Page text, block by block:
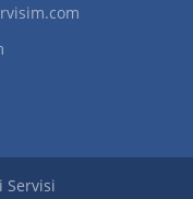
Servisi